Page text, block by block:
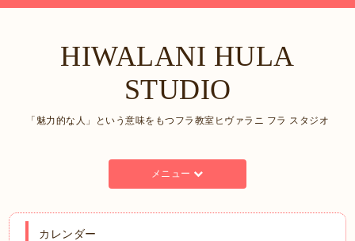
HIWALANI HULA
STUDIO
「魅力的な人」という意味をもつフラ教室ヒヴァラニ フラ スタジオ
メニュー
カレンダー